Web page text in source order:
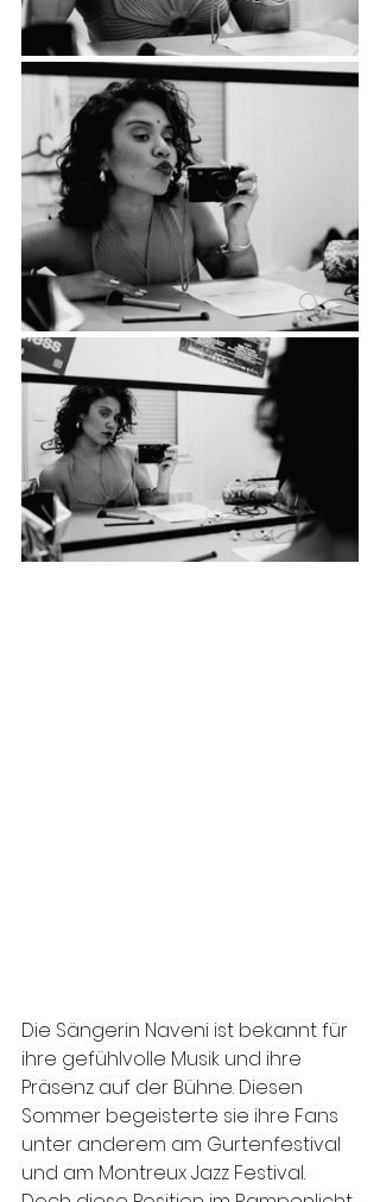
Die Sängerin Naveni ist bekannt für
ihre gefühlvolle Musik und ihre
Präsenz auf der Bühne. Diesen
Sommer begeisterte sie ihre Fans
unter anderem am Gurtenfestival
und am Montreux Jazz Festival.